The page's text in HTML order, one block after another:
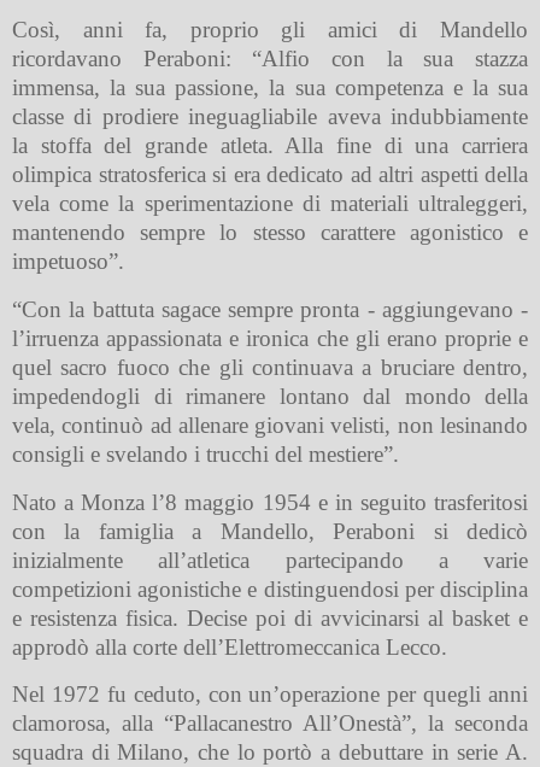
Così, anni fa, proprio gli amici di Mandello
ricordavano Peraboni: “Alfio con la sua stazza
immensa, la sua passione, la sua competenza e la sua
classe di prodiere ineguagliabile aveva indubbiamente
la stoffa del grande atleta. Alla fine di una carriera
olimpica stratosferica si era dedicato ad altri aspetti della
vela come la sperimentazione di materiali ultraleggeri,
mantenendo sempre lo stesso carattere agonistico e
impetuoso”.
“Con la battuta sagace sempre pronta - aggiungevano -
l’irruenza appassionata e ironica che gli erano proprie e
quel sacro fuoco che gli continuava a bruciare dentro,
impedendogli di rimanere lontano dal mondo della
vela, continuò ad allenare giovani velisti, non lesinando
consigli e svelando i trucchi del mestiere”.
Nato a Monza l’8 maggio 1954 e in seguito trasferitosi
con la famiglia a Mandello, Peraboni si dedicò
inizialmente all’atletica partecipando a varie
competizioni agonistiche e distinguendosi per disciplina
e resistenza fisica. Decise poi di avvicinarsi al basket e
approdò alla corte dell’Elettromeccanica Lecco.
Nel 1972 fu ceduto, con un’operazione per quegli anni
clamorosa, alla “Pallacanestro All’Onestà”, la seconda
squadra di Milano, che lo portò a debuttare in serie A.